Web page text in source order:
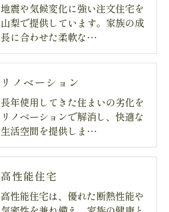
地震や気候変化に強い注文住宅を
山梨で提供しています。家族の成
長に合わせた柔軟な…
リノベーション
長年使用してきた住まいの劣化を
リノベーションで解消し、快適な
生活空間を提供しま…
高性能住宅
高性能住宅は、優れた断熱性能や